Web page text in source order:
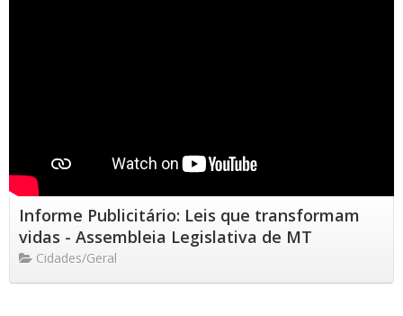
Informe Publicitário: Leis que transformam
vidas - Assembleia Legislativa de MT
Cidades/Geral